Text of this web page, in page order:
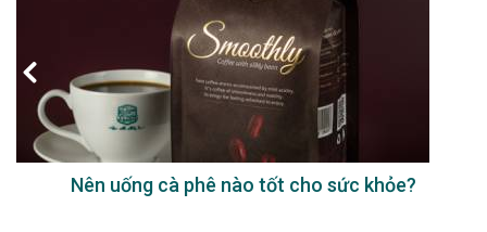
Nên uống cà phê nào tốt cho sức khỏe?